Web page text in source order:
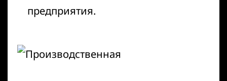
предприятия.